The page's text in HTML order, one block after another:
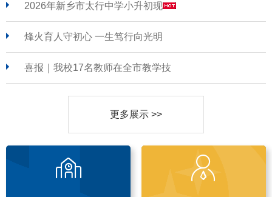
2026年新乡市太行中学小升初现
烽火育人守初心 一生笃行向光明
喜报｜我校17名教师在全市教学技
更多展示 >>